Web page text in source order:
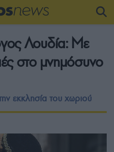
Λουδία: Με
στο μνημόσυνο
εκκλησία του χωριού